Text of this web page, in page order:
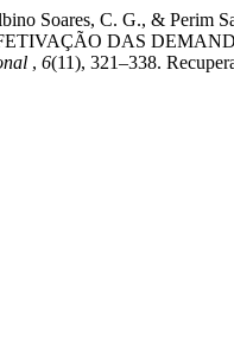
Soares, C. G., &
DAS
, 6(11), 321–338.